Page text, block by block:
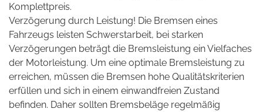
Komplettpreis.
Verzögerung durch Leistung! Die Bremsen eines
Fahrzeugs leisten Schwerstarbeit, bei starken
Verzögerungen beträgt die Bremsleistung ein Vielfaches
der Motorleistung. Um eine optimale Bremsleistung zu
erreichen, müssen die Bremsen hohe Qualitätskriterien
erfüllen und sich in einem einwandfreien Zustand
befinden. Daher sollten Bremsbeläge regelmäßig